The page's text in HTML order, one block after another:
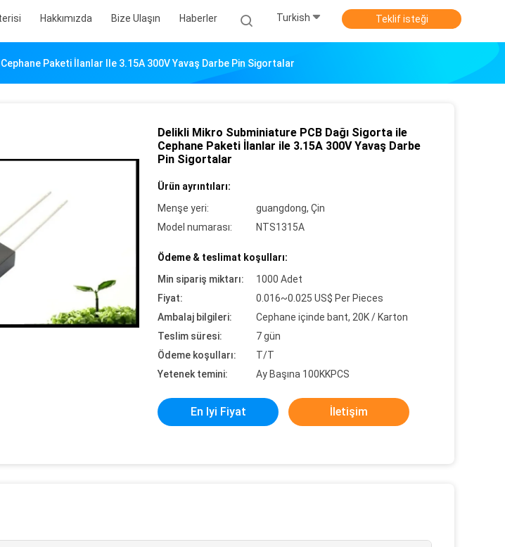
Hakkımızda Bize Ulaşın Haberler Turkish Teklif isteği
Paketi İlanlar Ile 3.15A 300V Yavaş Darbe Pin Sigortalar
Delikli Mikro Subminiature PCB Dağı Sigorta ile
Cephane Paketi İlanlar ile 3.15A 300V Yavaş Darbe
Pin Sigortalar
Ürün ayrıntıları:
Menşe yeri:
guangdong, Çin
Model numarası:
NTS1315A
Ödeme & teslimat koşulları:
Min sipariş miktarı:
1000 Adet
Fiyat:
0.016~0.025 US$ Per Pieces
Ambalaj bilgileri:
Cephane içinde bant, 20K / Karton
Teslim süresi:
7 gün
Ödeme koşulları:
T/T
Yetenek temini:
Ay Başına 100KKPCS
En Iyi Fiyat İletişim